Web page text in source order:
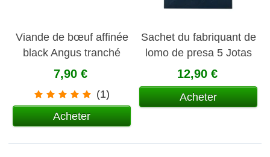
Viande de bœuf affinée
black Angus tranché
100 gr
7,90 €
(1)
Acheter
Sachet du fabriquant de
lomo de presa 5 Jotas
tranché 80 gr
12,90 €
Acheter